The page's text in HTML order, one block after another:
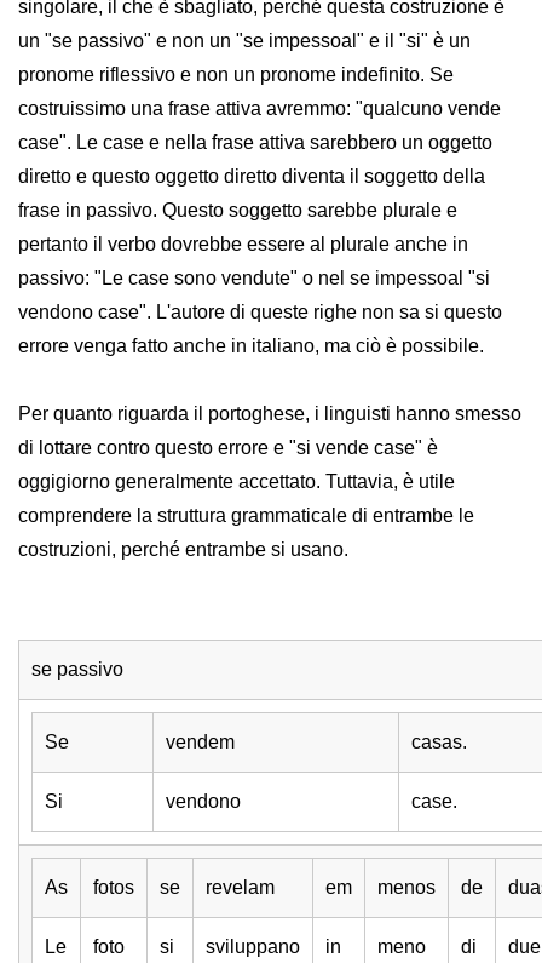
singolare, il che è sbagliato, perché questa costruzione è
un "se passivo" e non un "se impessoal" e il "si" è un
pronome riflessivo e non un pronome indefinito. Se
costruissimo una frase attiva avremmo: "qualcuno vende
case". Le case e nella frase attiva sarebbero un oggetto
diretto e questo oggetto diretto diventa il soggetto della
frase in passivo. Questo soggetto sarebbe plurale e
pertanto il verbo dovrebbe essere al plurale anche in
passivo: "Le case sono vendute" o nel se impessoal "si
vendono case". L'autore di queste righe non sa si questo
errore venga fatto anche in italiano, ma ciò è possibile.
Per quanto riguarda il portoghese, i linguisti hanno smesso
di lottare contro questo errore e "si vende case" è
oggigiorno generalmente accettato. Tuttavia, è utile
comprendere la struttura grammaticale di entrambe le
costruzioni, perché entrambe si usano.
se passivo
Se vendem casas.
Si vendono case.
As fotos se revelam em menos de
Le foto si sviluppano in meno di due